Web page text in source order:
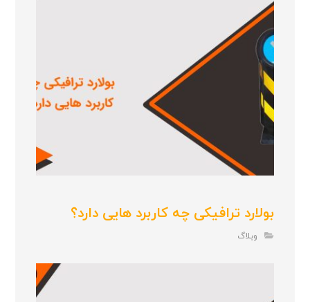
بولارد ترافیکی چه کاربرد هایی دارد؟
وبلاگ